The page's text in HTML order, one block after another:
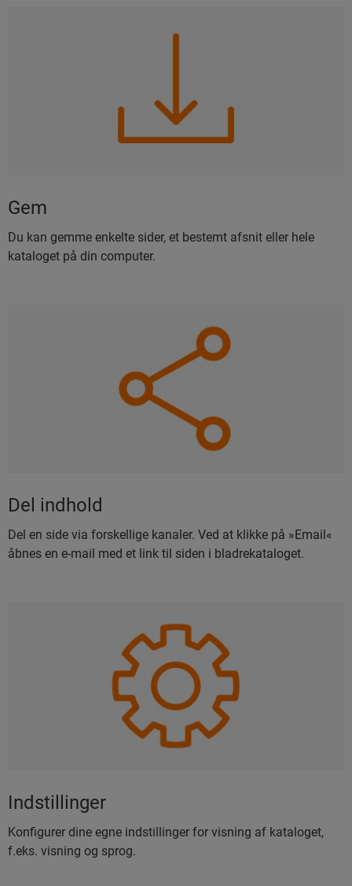
Gem
Du kan gemme enkelte sider, et bestemt afsnit eller hele
kataloget på din computer.
Del indhold
Del en side via forskellige kanaler. Ved at klikke på »Email«
åbnes en e-mail med et link til siden i bladrekataloget.
Indstillinger
Konfigurer dine egne indstillinger for visning af kataloget,
f.eks. visning og sprog.